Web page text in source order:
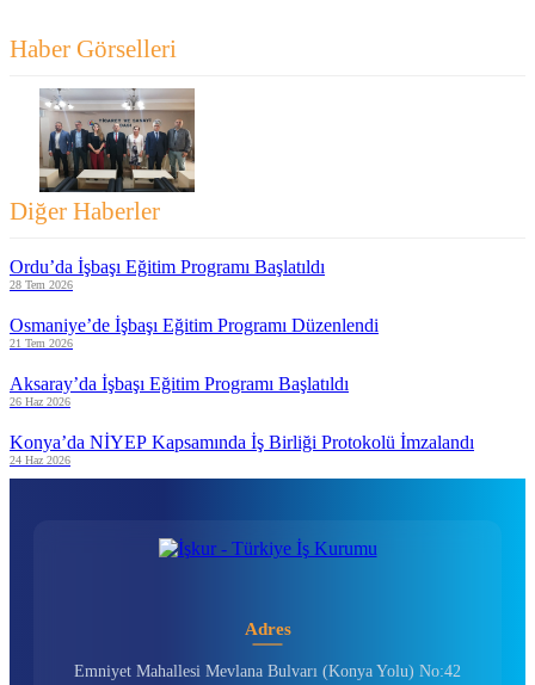
Haber Görselleri
Diğer Haberler
Ordu’da İşbaşı Eğitim Programı Başlatıldı
28 Tem 2026
Osmaniye’de İşbaşı Eğitim Programı Düzenlendi
21 Tem 2026
Aksaray’da İşbaşı Eğitim Programı Başlatıldı
26 Haz 2026
Konya’da NİYEP Kapsamında İş Birliği Protokolü İmzalandı
24 Haz 2026
Adres
Emniyet Mahallesi Mevlana Bulvarı (Konya Yolu) No:42